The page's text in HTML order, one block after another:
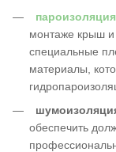
пароизоляция
монтаже крыш и
специальные
материалы,
обеспечить